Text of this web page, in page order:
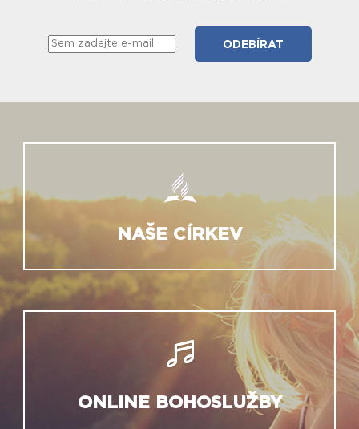
NAŠE CÍRKEV
ONLINE BOHOSLUŽBY